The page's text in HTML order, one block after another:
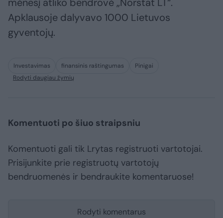
Apklausoje dalyvavo 1000 Lietuvos
gyventojų.
Investavimas finansinis raštingumas
Pinigai
Rodyti daugiau žymių
Komentuoti po šiuo straipsniu
Komentuoti gali tik Lrytas registruoti vartotojai.
Prisijunkite prie registruotų vartotojų
bendruomenės ir bendraukite komentaruose!
Rodyti komentarus